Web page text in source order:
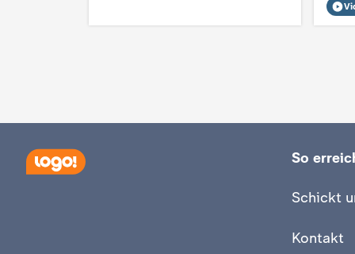
So
Schickt
Kontakt